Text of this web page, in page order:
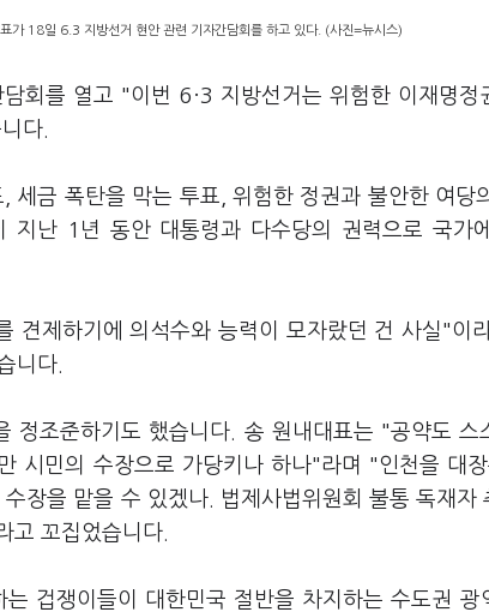
가 18일 6.3 지방선거 현안 관련 기자간담회를 하고 있다. (사진=뉴시스)
회를 열고 "이번 6·3 지방선거는 위험한 이재명정
다.
세금 폭탄을 막는 투표, 위험한 정권과 불안한 여당
지난 1년 동안 대통령과 다수당의 권력으로 국가
견제하기에 의석수와 능력이 모자랐던 건 사실"이
니다.
정조준하기도 했습니다. 송 원내대표는 "공약도
시민의 수장으로 가당키나 하나"라며 "인천을 대
장을 맡을 수 있겠나. 법제사법위원회 불통 독재자
고 꼬집었습니다.
겁쟁이들이 대한민국 절반을 차지하는 수도권 광